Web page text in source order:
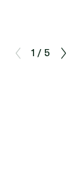
1 / 5